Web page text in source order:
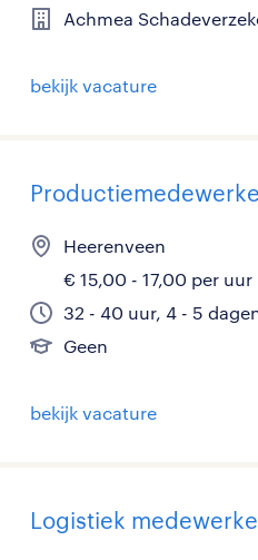
Achmea
bekijk vacature
Heerenveen
€ 15,00 - 17,00 per uur
32 - 40 uur, 4 - 5
Geen
bekijk vacature
Logistiek